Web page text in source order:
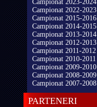
Campionat 2023-2024
Campionat 2022-2023
Campionat 2015-2016
Campionat 2014-2015
Campionat 2013-2014
Campionat 2012-2013
Campionat 2011-2012
Campionat 2010-2011
Campionat 2009-2010
Campionat 2008-2009
Campionat 2007-2008
PARTENERI